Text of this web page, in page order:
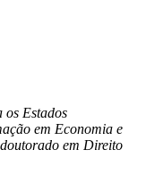
os Estados
em Economia e
em Direito